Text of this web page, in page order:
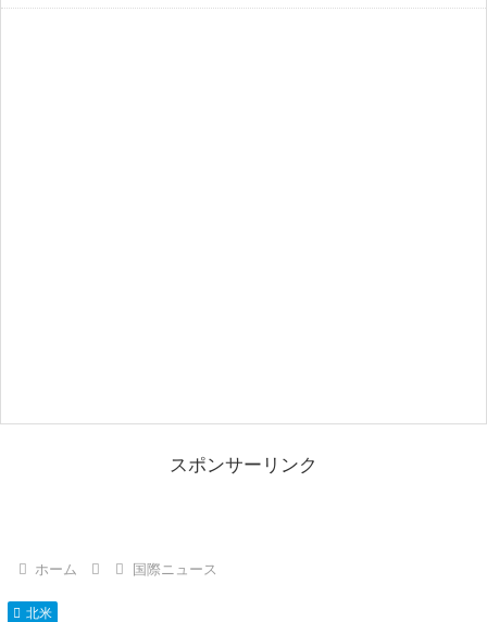
スポンサーリンク
ホーム 国際ニュース
北米